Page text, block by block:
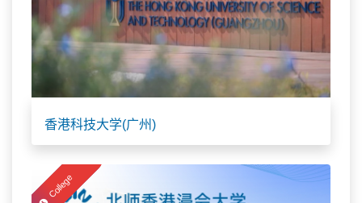
香港科技大学(广州)
College